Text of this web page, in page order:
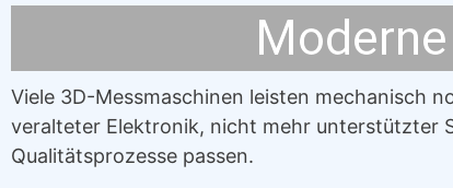
Viele 3D-Messmaschinen leisten mechanisch
veralteter Elektronik, nicht mehr unterstützter
Qualitätsprozesse passen.